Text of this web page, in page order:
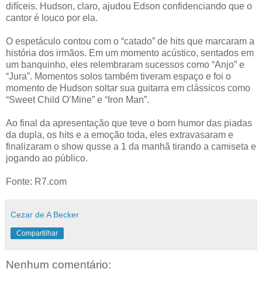
difíceis. Hudson, claro, ajudou Edson confidenciando que o
cantor é louco por ela.
O espetáculo contou com o “catado” de hits que marcaram a
história dos irmãos. Em um momento acústico, sentados em
um banquinho, eles relembraram sucessos como “Anjo” e
“Jura”. Momentos solos também tiveram espaço e foi o
momento de Hudson soltar sua guitarra em clássicos como
“Sweet Child O’Mine” e “Iron Man”.
Ao final da apresentação que teve o bom humor das piadas
da dupla, os hits e a emoção toda, eles extravasaram e
finalizaram o show qusse a 1 da manhã tirando a camiseta e
jogando ao público.
Fonte: R7.com
Cezar de A Becker
Compartilhar
Nenhum comentário: